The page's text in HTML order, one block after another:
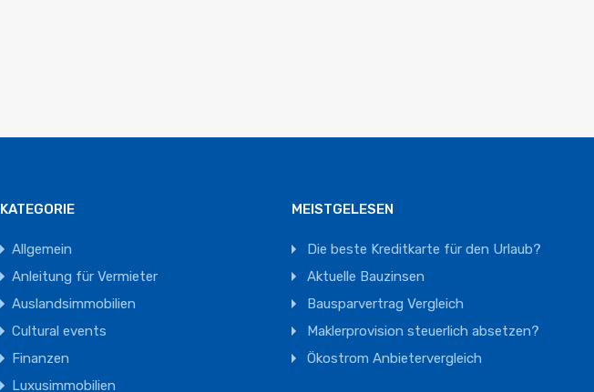
KATEGORIE
Allgemein
Anleitung für Vermieter
Auslandsimmobilien
Cultural events
Finanzen
Luxusimmobilien
MEISTGELESEN
Die beste Kreditkarte für den Urlaub?
Aktuelle Bauzinsen
Bausparvertrag Vergleich
Maklerprovision steuerlich absetzen?
Ökostrom Anbietervergleich